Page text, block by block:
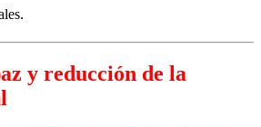
y reducción de la